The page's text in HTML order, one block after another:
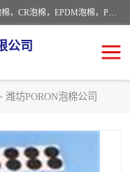
深圳市利源胶粘制品有限公司专业生产，井上泡棉，CR泡棉，EPDM泡棉，PORON泡棉厚度剖切，公差正负0.1mm，硅胶条，脚垫，异形一次成型，雕刻EVA海绵；包装材料:精密仪器、医疗器具、运输时缓冲、防震材料。建筑:住房装潢材料、房屋门窗密封；轻便、强韧性：轻便并且具有较强的韧性，良好的耐油性与耐溶剂性。隔热性：导热性低具有优越的保温性，具有的回弹性。
公司
潍坊PORON泡棉公司
海绵